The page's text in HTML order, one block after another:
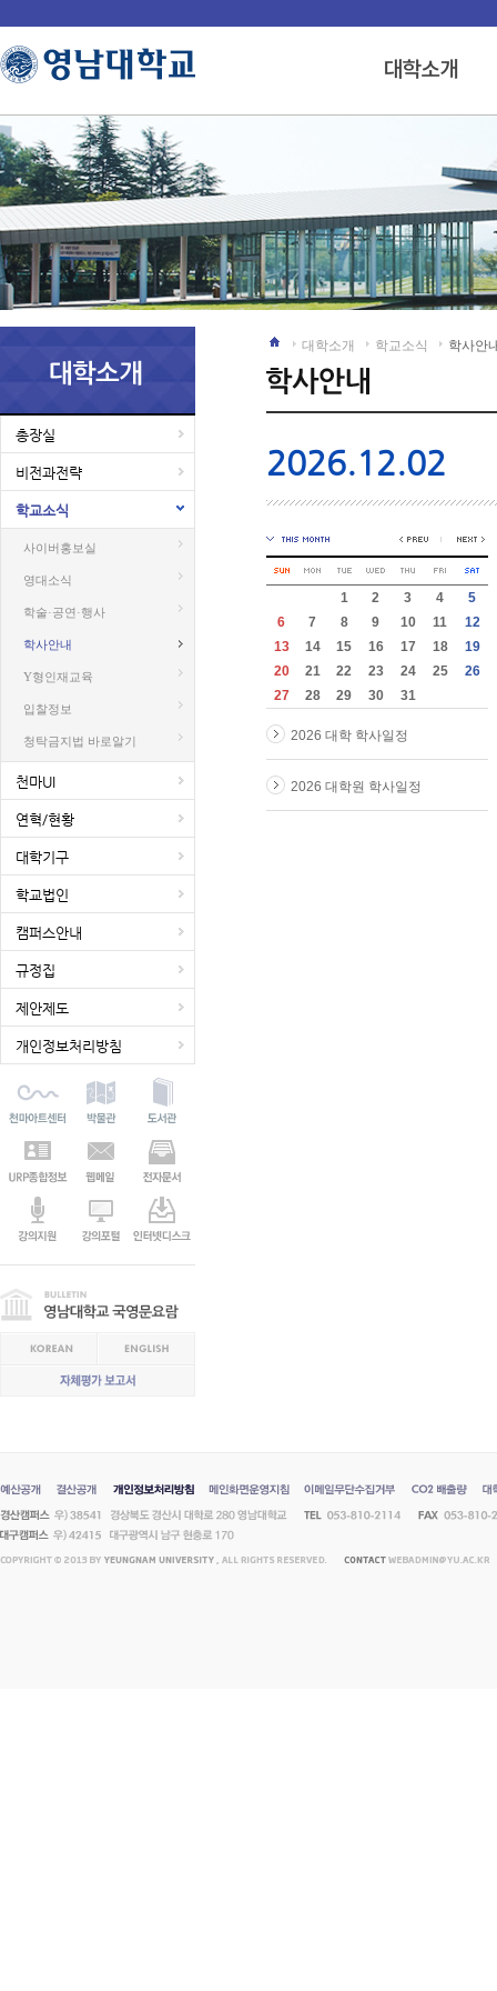
총장실
비전과전략
학교소식
사이버홍보실
영대소식
학술·공연·행사
학사안내
Y형인재교육
입찰정보
청탁금지법 바로알기
천마UI
연혁/현황
대학기구
학교법인
캠퍼스안내
규정집
제안제도
개인정보처리방침
대학소개 학교소식 학사안
2026.12.02
1 2 3 4
5
6
7 8 9 10 11
12
13
14 15 16 17 18
19
20
21 22 23 24 25
26
27
28 29 30 31
2026 대학 학사일정
2026 대학원 학사일정